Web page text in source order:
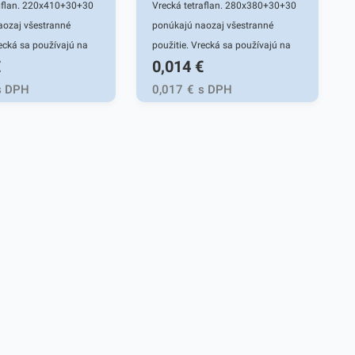
220x410+30+30
všestranné
sa používajú na
rôzneho
aj pre
priemysel. Vrecká sú
DPH
Vrecká tetraflan. 280x380+30+30
ponúkajú naozaj všestranné
použitie. Vrecká sa používajú na
uschovanie predmetov rôzneho
druhu. Sú vhodné aj pre
potravinársky priemysel. Vrecká sú
0,014 €
0,017 € s DPH